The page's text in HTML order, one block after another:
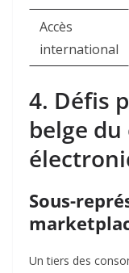
Accès
international
4. Défis
belge
Sous-
Un tiers des